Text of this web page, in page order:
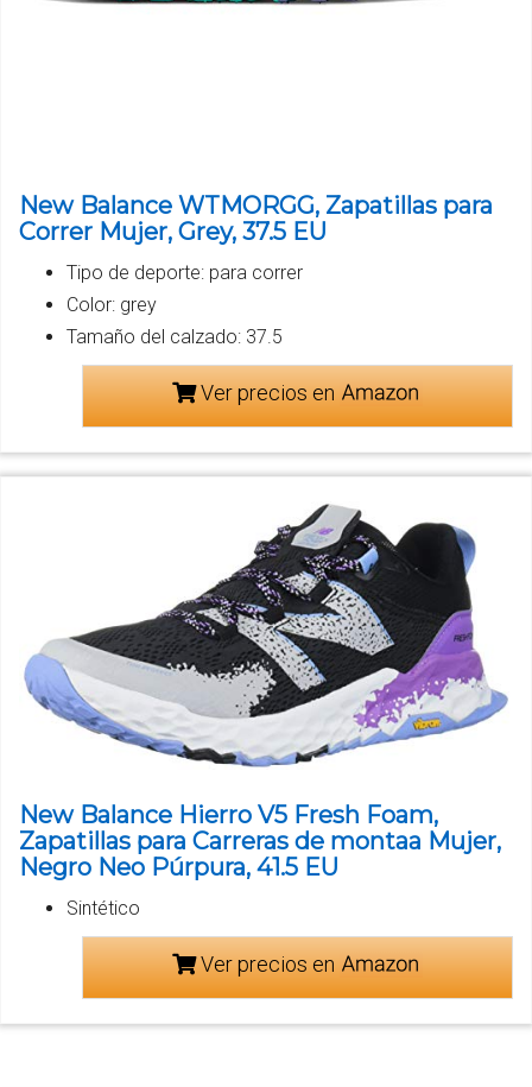
New Balance WTMORGG, Zapatillas para
Correr Mujer, Grey, 37.5 EU
Tipo de deporte: para correr
Color: grey
Tamaño del calzado: 37.5
Ver precios en
New Balance Hierro V5 Fresh Foam,
Zapatillas para Carreras de montaa Mujer,
Negro Neo Púrpura, 41.5 EU
Sintético
Ver precios en